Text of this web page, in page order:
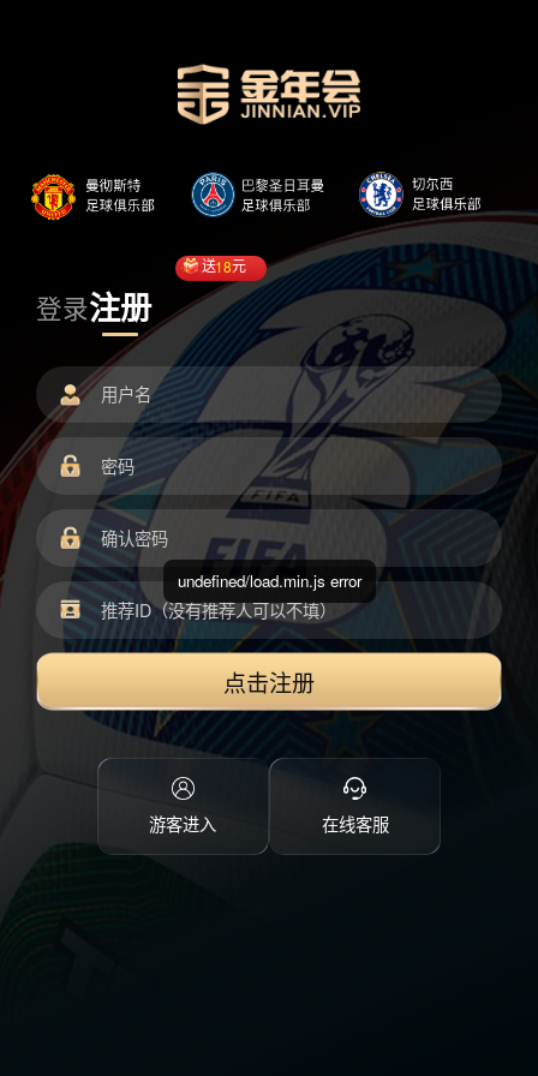
登录注册
送18元
点击注册
游客进入 在线客服
undefined/load.min.js error